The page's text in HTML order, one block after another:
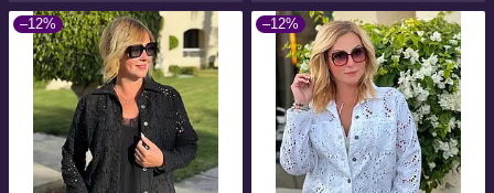
–12% –12%